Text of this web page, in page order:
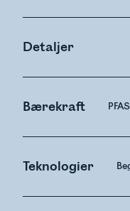
Detaljer
Bærekraft
Teknologier